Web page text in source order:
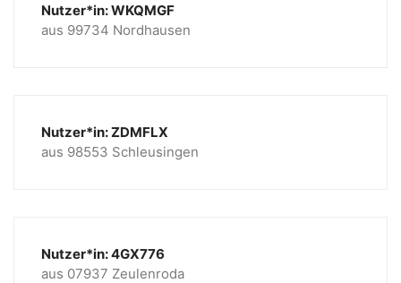
Nutzer*in: WKQMGF
aus 99734 Nordhausen
Nutzer*in: ZDMFLX
aus 98553 Schleusingen
Nutzer*in: 4GX776
aus 07937 Zeulenroda